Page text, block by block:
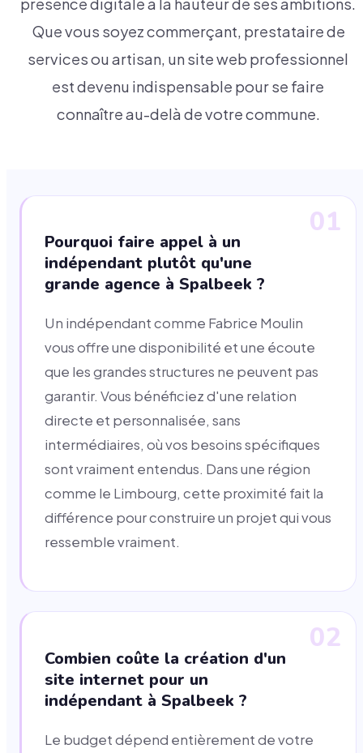
présence digitale à la hauteur de ses ambitions.
Que vous soyez commerçant, prestataire de
services ou artisan, un site web professionnel
est devenu indispensable pour se faire
connaître au-delà de votre commune.
01
Pourquoi faire appel à un
indépendant plutôt qu'une
grande agence à Spalbeek ?
Un indépendant comme Fabrice Moulin
vous offre une disponibilité et une écoute
que les grandes structures ne peuvent pas
garantir. Vous bénéficiez d'une relation
directe et personnalisée, sans
intermédiaires, où vos besoins spécifiques
sont vraiment entendus. Dans une région
comme le Limbourg, cette proximité fait la
différence pour construire un projet qui vous
ressemble vraiment.
02
Combien coûte la création d'un
site internet pour un
indépendant à Spalbeek ?
Le budget dépend entièrement de votre